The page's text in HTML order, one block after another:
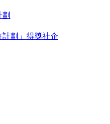
計劃」得獎社企